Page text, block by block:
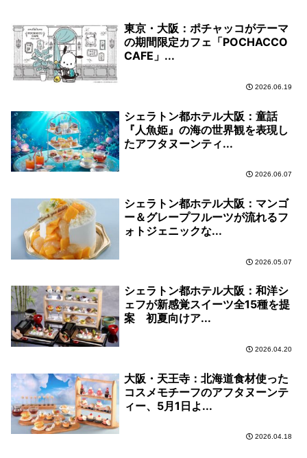
東京・大阪：ポチャッコがテーマ
の期間限定カフェ「POCHACCO
CAFE」...
2026.06.19
シェラトン都ホテル大阪：童話
『人魚姫』の海の世界観を表現し
たアフタヌーンティ...
2026.06.07
シェラトン都ホテル大阪：マンゴ
ー＆グレープフルーツが流れるフ
ォトジェニックな...
2026.05.07
シェラトン都ホテル大阪：和洋シ
ェフが新感覚スイーツ全15種を提
案 初夏向けア...
2026.04.20
大阪・天王寺：北海道食材使った
コスメモチーフのアフタヌーンテ
ィー、5月1日よ...
2026.04.18